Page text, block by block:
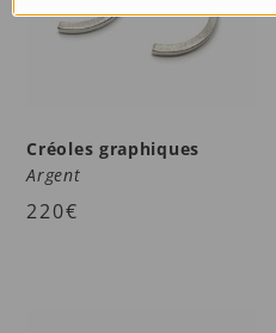
Créoles graphiques
Argent
220€